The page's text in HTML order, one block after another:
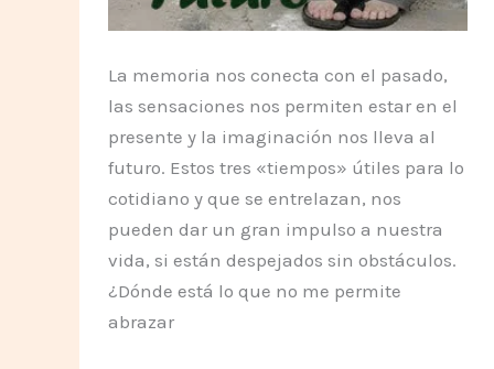
La memoria nos conecta con el pasado,
las sensaciones nos permiten estar en el
presente y la imaginación nos lleva al
futuro. Estos tres «tiempos» útiles para lo
cotidiano y que se entrelazan, nos
pueden dar un gran impulso a nuestra
vida, si están despejados sin obstáculos.
¿Dónde está lo que no me permite
abrazar